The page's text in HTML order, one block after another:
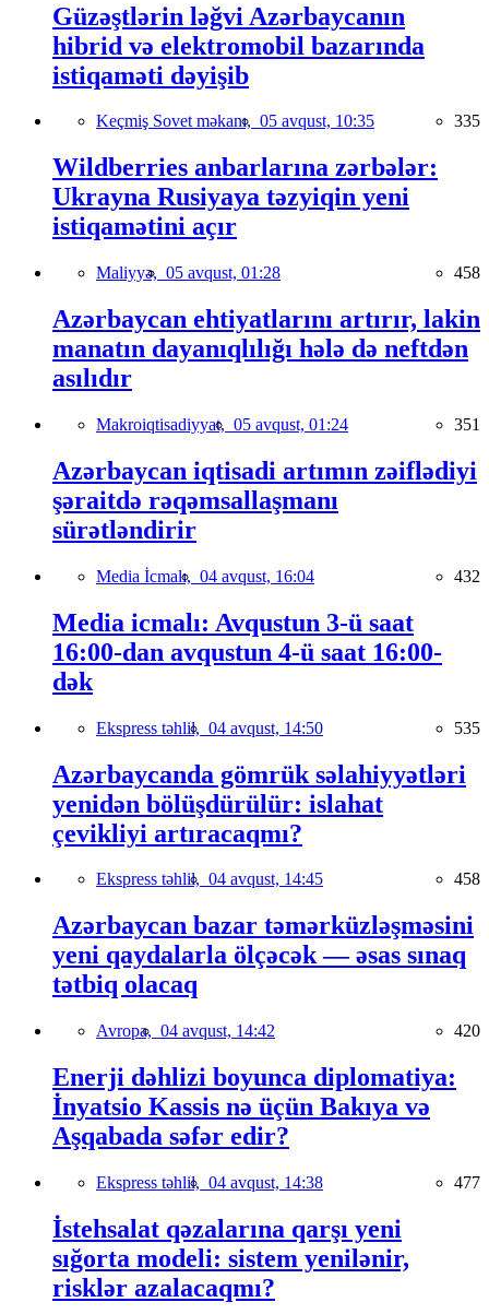
Güzəştlərin ləğvi Azərbaycanın
hibrid və elektromobil bazarında
istiqaməti dəyişib
Keçmiş Sovet məkanı, 05 avqust, 10:35 335
Wildberries anbarlarına zərbələr:
Ukrayna Rusiyaya təzyiqin yeni
istiqamətini açır
Maliyyə, 05 avqust, 01:28 458
Azərbaycan ehtiyatlarını artırır, lakin
manatın dayanıqlılığı hələ də neftdən
asılıdır
Makroiqtisadiyyat, 05 avqust, 01:24 351
Azərbaycan iqtisadi artımın zəiflədiyi
şəraitdə rəqəmsallaşmanı
sürətləndirir
Media İcmalı, 04 avqust, 16:04 432
Media icmalı: Avqustun 3-ü saat
16:00-dan avqustun 4-ü saat 16:00-
dək
Ekspress təhlil, 04 avqust, 14:50 535
Azərbaycanda gömrük səlahiyyətləri
yenidən bölüşdürülür: islahat
çevikliyi artıracaqmı?
Ekspress təhlil, 04 avqust, 14:45 458
Azərbaycan bazar təmərküzləşməsini
yeni qaydalarla ölçəcək — əsas sınaq
tətbiq olacaq
Avropa, 04 avqust, 14:42 420
Enerji dəhlizi boyunca diplomatiya:
İnyatsio Kassis nə üçün Bakıya və
Aşqabada səfər edir?
Ekspress təhlil, 04 avqust, 14:38 477
İstehsalat qəzalarına qarşı yeni
sığorta modeli: sistem yenilənir,
risklər azalacaqmı?